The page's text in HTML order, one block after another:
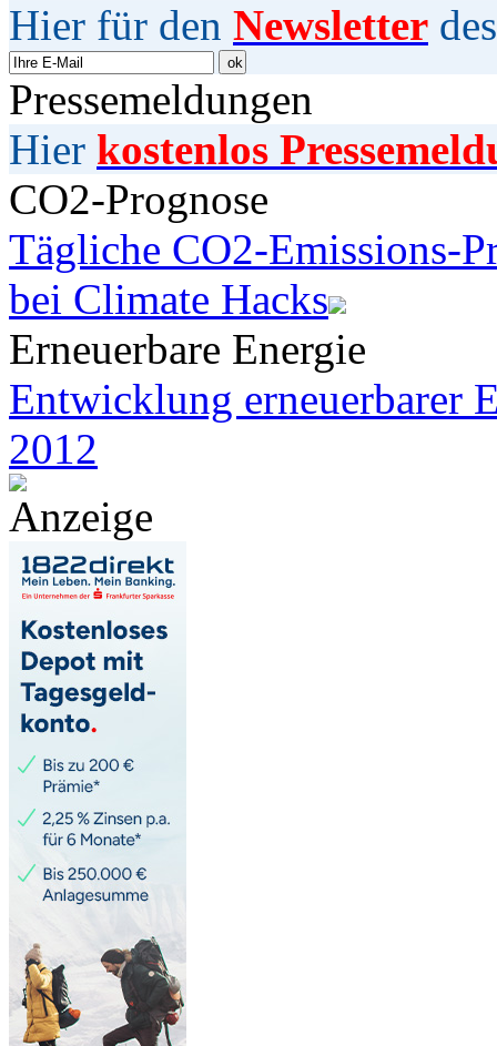
Hier für den Newsletter
Pressemeldungen
Hier kostenlos
CO2-Prognose
Tägliche CO2-Emissions-
bei Climate Hacks
Erneuerbare Energie
Entwicklung erneuerbarer
2012
Anzeige